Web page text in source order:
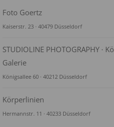
Foto Goertz
Kaiserstr. 23 · 40479 Düsseldorf
STUDIOLINE PHOTOGRAPHY · Kö
Galerie
Königsallee 60 · 40212 Düsseldorf
Körperlinien
Hermannstr. 11 · 40233 Düsseldorf